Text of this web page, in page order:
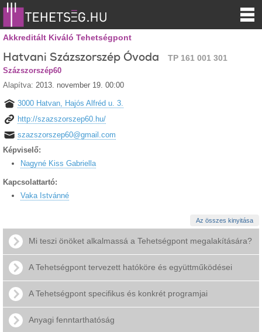
Akkreditált Kiváló Tehetségpont
Hatvani Százszorszép Óvoda TP 161 001 301
Százszorszép60
Alapítva: 2013. november 19. 00:00
3000 Hatvan, Hajós Alfréd u. 3.
http://szazszorszep60.hu/
szazszorszep60@gmail.com
Képviselő:
Nagyné Kiss Gabriella
Kapcsolattartó:
Vaka Istvánné
Az összes kinyitása
Mi teszi önöket alkalmassá a Tehetségpont megalakítására?
A Tehetségpont tervezett hatóköre és együttműködései
A Tehetségpont specifikus és konkrét programjai
Anyagi fenntarthatóság